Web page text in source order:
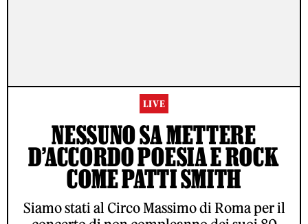
LIVE
NESSUNO SA METTERE
D’ACCORDO POESIA E ROCK
COME PATTI SMITH
Siamo stati al Circo Massimo di Roma per il